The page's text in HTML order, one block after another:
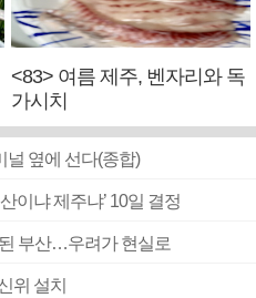
<83> 여름 제주, 벤자리와 독
가시치
널 옆에 선다(종합)
이냐 제주냐’ 10일 결정
된 부산…우려가 현실로
위 설치